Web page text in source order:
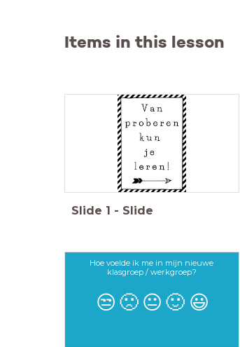
Items in this lesson
Slide 1 - Slide
Hoe voelde ik me in mijn nieuwe
klasgroep / werkgroep?
😒 🙁 😐 🙂 😃